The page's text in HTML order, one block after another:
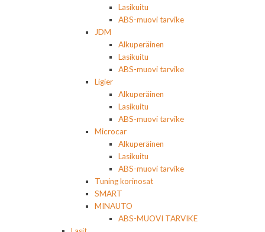
Lasikuitu
ABS-muovi tarvike
JDM
Alkuperäinen
Lasikuitu
ABS-muovi tarvike
Ligier
Alkuperäinen
Lasikuitu
ABS-muovi tarvike
Microcar
Alkuperäinen
Lasikuitu
ABS-muovi tarvike
Tuning korinosat
SMART
MINAUTO
ABS-MUOVI TARVIKE